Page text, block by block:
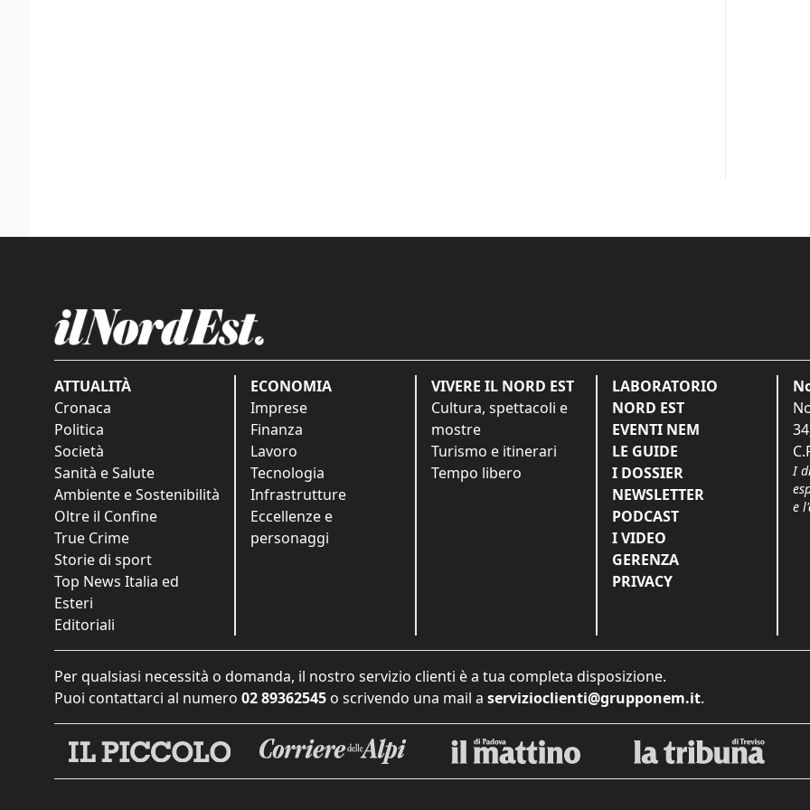
ATTUALITÀ
Cronaca
Politica
Società
Sanità e Salute
Ambiente e Sostenibilità
Oltre il Confine
True Crime
Storie di sport
Top News Italia ed
Esteri
Editoriali
ECONOMIA
Imprese
Finanza
Lavoro
Tecnologia
Infrastrutture
Eccellenze e
personaggi
VIVERE IL NORD EST
Cultura, spettacoli e
mostre
Turismo e itinerari
Tempo libero
LABORATORIO
NORD EST
EVENTI NEM
LE GUIDE
I DOSSIER
NEWSLETTER
PODCAST
I VIDEO
GERENZA
PRIVACY
I
e
Per qualsiasi necessità o domanda, il nostro servizio clienti è a tua completa disposizione.
Puoi contattarci al numero 02 89362545 o scrivendo una mail a servizioclienti@grupponem.it.